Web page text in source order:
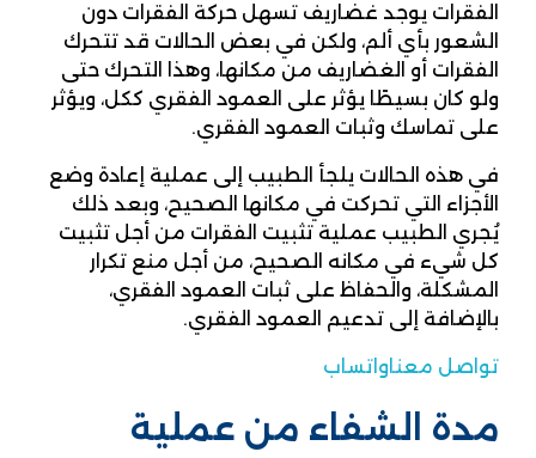
الفقرات يوجد غضاريف تسهل حركة الفقرات دون
الشعور بأي ألم، ولكن في بعض الحالات قد تتحرك
الفقرات أو الغضاريف من مكانها، وهذا التحرك حتى
ولو كان بسيطًا يؤثر على العمود الفقري ككل، ويؤثر
على تماسك وثبات العمود الفقري.
في هذه الحالات يلجأ الطبيب إلى عملية إعادة وضع
الأجزاء التي تحركت في مكانها الصحيح، وبعد ذلك
يُجري الطبيب عملية تثبيت الفقرات من أجل تثبيت
كل شيء في مكانه الصحيح، من أجل منع تكرار
المشكلة، والحفاظ على ثبات العمود الفقري،
بالإضافة إلى تدعيم العمود الفقري.
تواصل معنا واتساب
مدة الشفاء من عملية